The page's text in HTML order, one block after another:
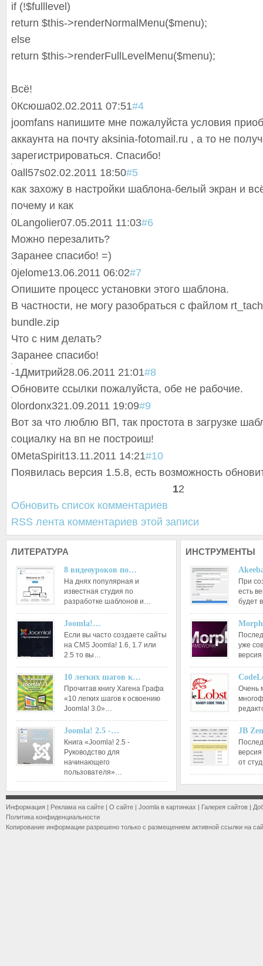
if (!$fulllevel)
return $this->renderNormalMenu($menu);
else
return $this->renderFullLevel Menu($menu);
Всё!
0Ксюша02.02.2011 07:51#4
joomfans напишите мне пожалуйста условия
аккаунта на почту aksinia-fotomail.ru , а то не
зарегистрироваться. Спасибо!
0all57s02.02.2011 18:50#5
как захожу в настройки шаблона-белый экран и
почему и как
0Langolier07.05.2011 11:03#6
Можно перезалить?
Заранее спасибо! =)
0jelome13.06.2011 06:02#7
Опишите процесс установки этого шаблона.
В частности, не могу разобраться с файлом
bundle.zip
Что с ним делать?
Заранее спасибо!
-1Дмитрий28.06.2011 21:01#8
Обновите ссылки пожалуйста, обе не рабочие.
0 lordonx321.09.2011 19:09#9
Вот за что люблю ВП, так простота в загрузке
социалку на вп не построиш!
0MetaSpirit13.11.2011 14:21#10
Появилась версия 1.5.8, есть возможность
12
Обновить список комментариев
RSS лента комментариев этой записи
ЛИТЕРАТУРА
8 видеоуроков по…
На днях популярная и
известная студия по
разработке шаблонов и…
Joomla!…
Если вы часто создаете сайты
на CMS Joomla! 1.6, 1.7 или
2.5 то вы…
10 легких шагов к…
Прочитав книгу Хагена Графа
«10 легких шагов к освоению
Joomla! 3.0»…
Joomla! 2.5 -…
Книга «Joomla! 2.5 -
Руководство для
начинающего
пользователя»…
ИНСТРУМЕНТЫ
При
есть
будет
уже
Очень
JB
от
Информация | Реклама на сайте | О сайте | Joomla в картинках | Галерея сайтов |
Политика конфиденциальности
Копирование информации разрешено только с размещением активной ссылки на